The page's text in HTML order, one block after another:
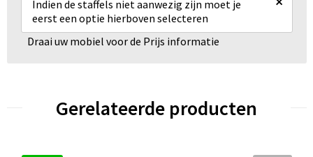
Indien de staffels niet aanwezig zijn moet je
eerst een optie hierboven selecteren
Draai uw mobiel voor de Prijs informatie
Gerelateerde producten